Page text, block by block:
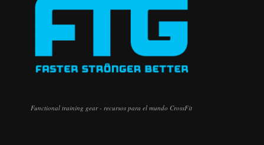
Functional training gear - recursos para el mundo CrossFit